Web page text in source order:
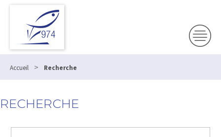
Accueil > Recherche
RECHERCHE